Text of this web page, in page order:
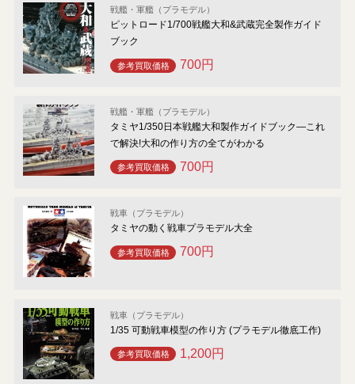
戦艦・軍艦（プラモデル）
ピットロード1/700戦艦大和&武蔵完全製作ガイド
ブック
参考買取価格 700円
戦艦・軍艦（プラモデル）
タミヤ1/350日本戦艦大和製作ガイドブック―これ
で解決!大和の作り方の全てがわかる
参考買取価格 700円
戦車（プラモデル）
タミヤの動く戦車プラモデル大全
参考買取価格 700円
戦車（プラモデル）
1/35 可動戦車模型の作り方 (プラモデル徹底工作)
参考買取価格 1,200円